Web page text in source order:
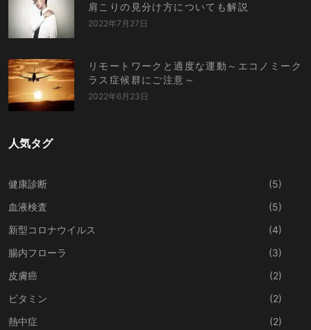
肩こりの見分け方についても解説
2022年7月27日
リモートワークと適度な運動～エコノミーク
ラス症候群にご注意～
2022年6月23日
人気タグ
健康診断
(5)
血液検査
(5)
新型コロナウイルス
(4)
腸内フローラ
(3)
皮膚癌
(2)
ビタミン
(2)
熱中症
(2)